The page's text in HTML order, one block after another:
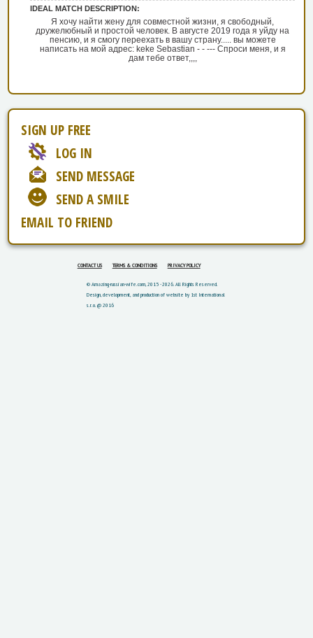
IDEAL MATCH DESCRIPTION:
Я хочу найти жену для совместной жизни, я свободный,
дружелюбный и простой человек. В августе 2019 года я уйду на
пенсию, и я смогу переехать в вашу страну..... вы можете
написать на мой адрес: keke Sebastian - - --- Спроси меня, и я
дам тебе ответ,,,,
SIGN UP FREE
LOG IN
SEND MESSAGE
SEND A SMILE
EMAIL TO FRIEND
CONTACT US TERMS & CONDITIONS PRIVACY POLICY
© Amazing-russian-wife.com, 2015 - 2026. All Rights Reserved.
Design, development, and production of website by 1st International
s.r.o. @ 2016